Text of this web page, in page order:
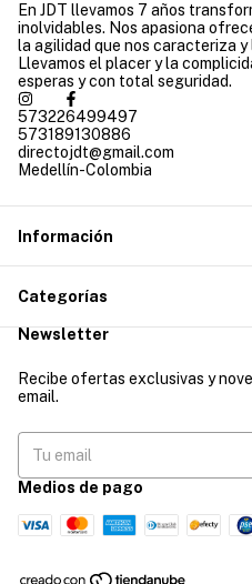
En JDT llevamos 7 años
inolvidables. Nos apasiona
la agilidad que nos caracteriza
Llevamos el placer y la
esperas y con total seguridad.
573226499497
573189130886
directojdt@gmail.com
Medellín-Colombia
Información
Categorías
Newsletter
Recibe ofertas exclusivas y
email.
Medios de pago